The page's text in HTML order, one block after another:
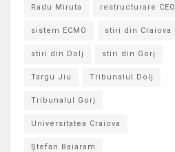
Radu Miruta restructurare CEO
sistem ECMO stiri din Craiova
stiri din Dolj stiri din Gorj
Targu Jiu Tribunalul Dolj
Tribunalul Gorj
Universitatea Craiova
Ștefan Baiaram